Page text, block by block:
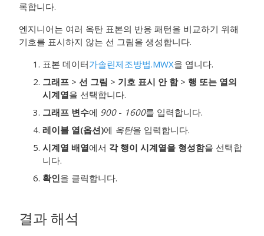
록합니다.
엔지니어는 여러 옥탄 표본의 반응 패턴을 비교하기 위해
기호를 표시하지 않는 선 그림을 생성합니다.
표본 데이터가솔린제조방법.MWX을 엽니다.
그래프 > 선 그림 > 기호 표시 안 함> 행 또는 열의
시계열을 선택합니다.
그래프 변수에 900- 1600를 입력합니다.
레이블 열(옵션)에 옥탄을 입력합니다.
시계열 배열에서 각 행이 시계열을 형성함을 선택합
니다.
확인을 클릭합니다.
결과 해석